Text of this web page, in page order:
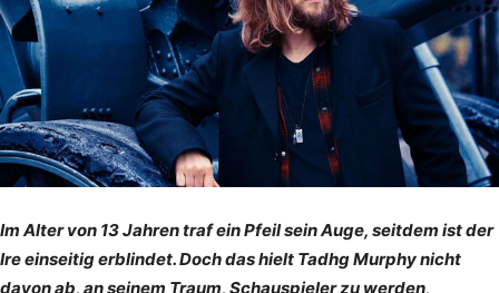
Im Alter von 13 Jahren traf ein Pfeil sein Auge, seitdem ist der
Ire einseitig erblindet. Doch das hielt Tadhg Murphy nicht
davon ab, an seinem Traum, Schauspieler zu werden,